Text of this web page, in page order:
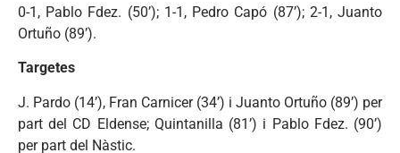
0-1, Pablo Fdez. (50’); 1-1, Pedro Capó (87’); 2-1, Juanto
Ortuño (89’).
Targetes
J. Pardo (14’), Fran Carnicer (34’) i Juanto Ortuño (89’) per
part del CD Eldense; Quintanilla (81’) i Pablo Fdez. (90’)
per part del Nàstic.